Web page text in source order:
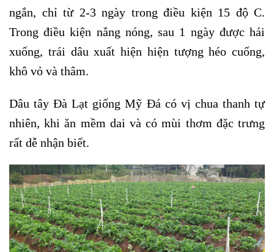
ngắn, chỉ từ 2-3 ngày trong điều kiện 15 độ C.
Trong điều kiện nắng nóng, sau 1 ngày được hái
xuống, trái dâu xuất hiện hiện tượng héo cuống,
khô vỏ và thâm.
Dâu tây Đà Lạt giống Mỹ Đá có vị chua thanh tự
nhiên, khi ăn mềm dai và có mùi thơm đặc trưng
rất dễ nhận biết.